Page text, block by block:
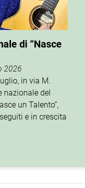
di “Nasce
2026
in via M.
nazionale del
un Talento”,
e in crescita